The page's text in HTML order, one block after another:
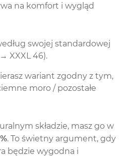
na komfort i wygląd
swojej standardowej
XXXL 46).
wariant zgodny z tym,
moro / pozostałe
składzie, masz go w
. To świetny argument, gdy
będzie wygodna i